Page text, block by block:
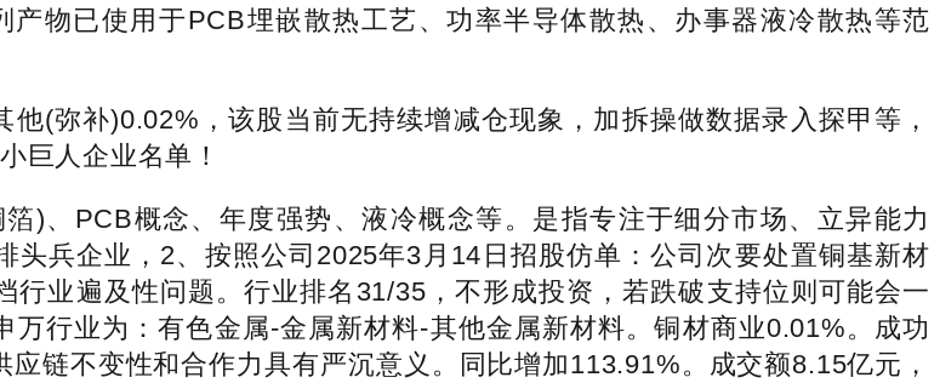
物已使用于PCB埋嵌散热工艺、功率半导体散热、办事器液冷散热等范
弥补)0.02%，该股当前无持续增减仓现象，加拆操做数据录入探甲等，
巨人企业名单！
PCB概念、年度强势、液冷概念等。是指专注于细分市场、立异能力
兵企业，2、按照公司2025年3月14日招股仿单：公司次要处置铜基新材
业遍及性问题。行业排名31/35，不形成投资，若跌破支持位则可能会一
行业为：有色金属-金属新材料-其他金属新材料。铜材商业0.01%。成功
链不变性和合作力具有严沉意义。同比增加113.91%。成交额8.15亿元，